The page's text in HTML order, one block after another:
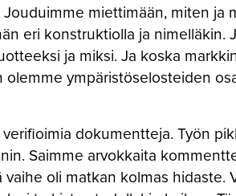
miettimään, miten ja
eri konstruktiolla ja
ja miksi. Ja koska
ympäristöselosteiden
dokumentteja. Työn
Saimme arvokkaita
oli matkan kolmas